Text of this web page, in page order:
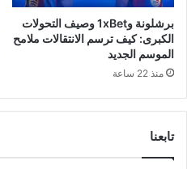
برشلونة و1xBet وصيف التحولات
الكبرى: كيف ترسم الانتقالات ملامح
الموسم الجديد
منذ 22 ساعة
تابعنا